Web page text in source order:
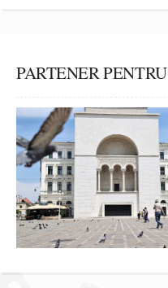
PARTENER PENTRU